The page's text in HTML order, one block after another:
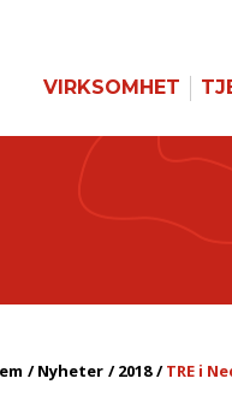
VIRKSOMHET
Nyheter 2018 TRE i